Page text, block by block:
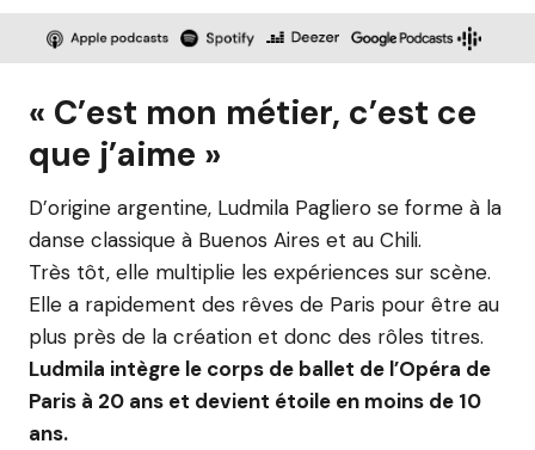
« C’est mon métier, c’est ce
que j’aime »
D’origine argentine, Ludmila Pagliero se forme à la
danse classique à Buenos Aires et au Chili.
Très tôt, elle multiplie les expériences sur scène.
Elle a rapidement des rêves de Paris pour être au
plus près de la création et donc des rôles titres.
Ludmila intègre le corps de ballet de l’Opéra de
Paris à 20 ans et devient étoile en moins de 10
ans.